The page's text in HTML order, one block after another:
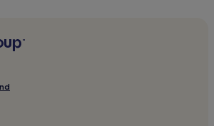
nahe Strand Nagasaki
nahe Strand Hojo
in Chiba